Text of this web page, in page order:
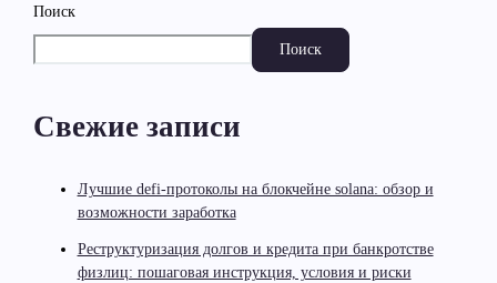
Поиск
Поиск
Свежие записи
Лучшие defi-протоколы на блокчейне solana: обзор и
возможности заработка
Реструктуризация долгов и кредита при банкротстве
физлиц: пошаговая инструкция, условия и риски